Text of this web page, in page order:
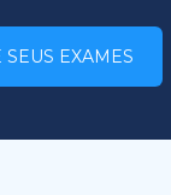
SEUS EXAMES